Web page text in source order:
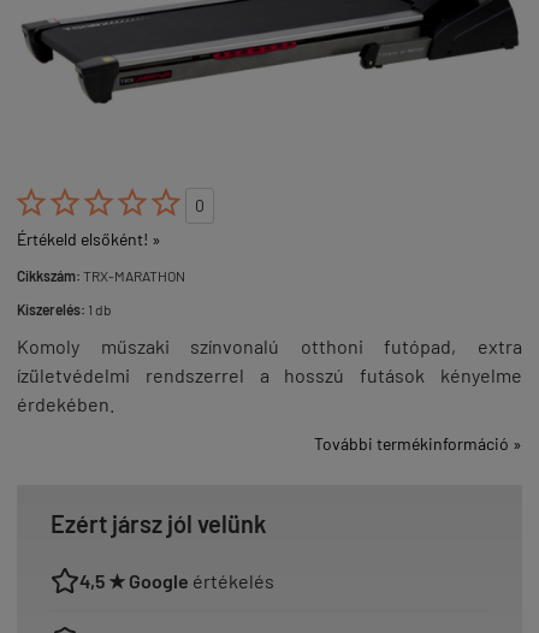

0
Értékeld elsőként! »
Cikkszám: TRX-MARATHON
Kiszerelés: 1 db
Komoly műszaki színvonalú otthoni futópad, extra
ízületvédelmi rendszerrel a hosszú futások kényelme
érdekében.
További termékinformáció »
Ezért jársz jól velünk
4,5 ★ Google értékelés